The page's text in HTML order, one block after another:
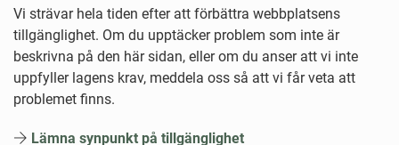
Vi strävar hela tiden efter att förbättra webbplatsens
tillgänglighet. Om du upptäcker problem som inte är
beskrivna på den här sidan, eller om du anser att vi inte
uppfyller lagens krav, meddela oss så att vi får veta att
problemet finns.
Lämna synpunkt på tillgänglighet